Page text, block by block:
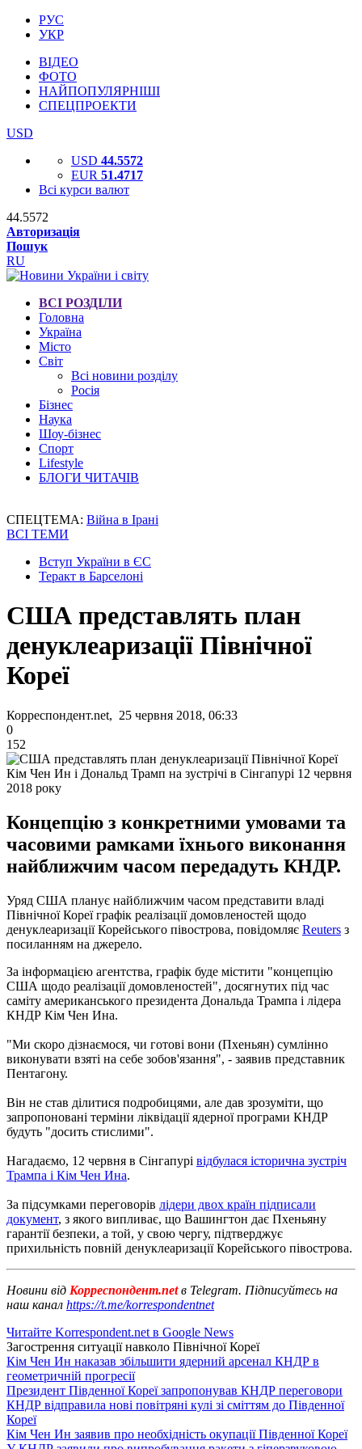
РУС
УКР
ВІДЕО
ФОТО
НАЙПОПУЛЯРНІШІ
СПЕЦПРОЕКТИ
USD
USD 44.5572
EUR 51.4717
Всі курси валют
44.5572
Авторизація
Пошук
RU
ВСІ РОЗДІЛИ
Головна
Україна
Місто
Світ
Всі новини розділу
Росія
Бізнес
Наука
Шоу-бізнес
Спорт
Lifestyle
БЛОГИ ЧИТАЧІВ
СПЕЦТЕМА: Війна в Ірані
ВСІ ТЕМИ
Вступ України в ЄС
Теракт в Барселоні
США представлять план
денуклеаризації Північної
Кореї
Корреспондент.net, 25 червня 2018, 06:33
0
152
Кім Чен Ин і Дональд Трамп на зустрічі в Сінгапурі 12 червня
2018 року
Концепцію з конкретними умовами та
часовими рамками їхнього виконання
найближчим часом передадуть КНДР.
Уряд США планує найближчим часом представити владі
Північної Кореї графік реалізації домовленостей щодо
денуклеаризації Корейського півострова, повідомляє Reuters з
посиланням на джерело.
За інформацією агентства, графік буде містити "концепцію
США щодо реалізації домовленостей", досягнутих під час
саміту американського президента Дональда Трампа і лідера
КНДР Кім Чен Ина.
"Ми скоро дізнаємося, чи готові вони (Пхеньян) сумлінно
виконувати взяті на себе зобов'язання", - заявив представник
Пентагону.
Він не став ділитися подробицями, але дав зрозуміти, що
запропоновані терміни ліквідації ядерної програми КНДР
будуть "досить стислими".
Нагадаємо, 12 червня в Сінгапурі відбулася історична зустріч
Трампа і Кім Чен Ина.
За підсумками переговорів лідери двох країн підписали
документ, з якого випливає, що Вашингтон дає Пхеньяну
гарантії безпеки, а той, у свою чергу, підтверджує
прихильність повній денуклеаризації Корейського півострова.
Новини від Корреспондент.netв Telegram. Підписуйтесь на
наш канал https://t.me/korrespondentnet
Читайте Korrespondent.net в Google News
Загострення ситуації навколо Пiвнічної Кореї
Кім Чен Ин наказав збільшити ядерний арсенал КНДР в
геометричній прогресії
Президент Південної Кореї запропонував КНДР переговори
КНДР відправила нові повітряні кулі зі сміттям до Південної
Кореї
Кім Чен Ин заявив про необхідність окупації Південної Кореї